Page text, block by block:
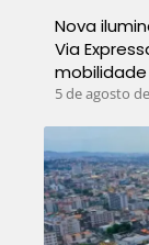
Nova
Via
5 de agosto